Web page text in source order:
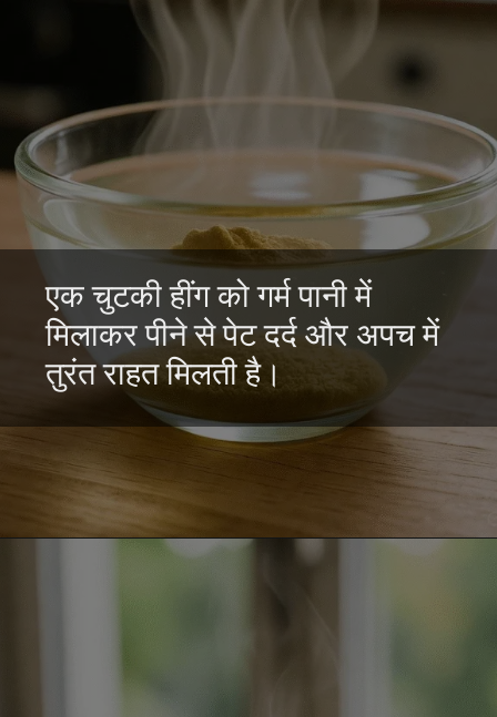
एक चुटकी हींग को गर्म पानी में
मिलाकर पीने से पेट दर्द और अपच में